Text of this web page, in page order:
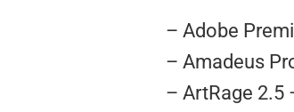
– Adobe
– Amadeus
– ArtRage 2.5